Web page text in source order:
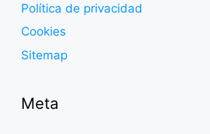
Política de privacidad
Cookies
Sitemap
Meta